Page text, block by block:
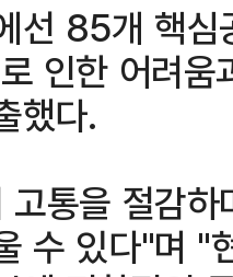
선 85개 핵
인한 어려
했다.
통을 절감
수 있다"며 "